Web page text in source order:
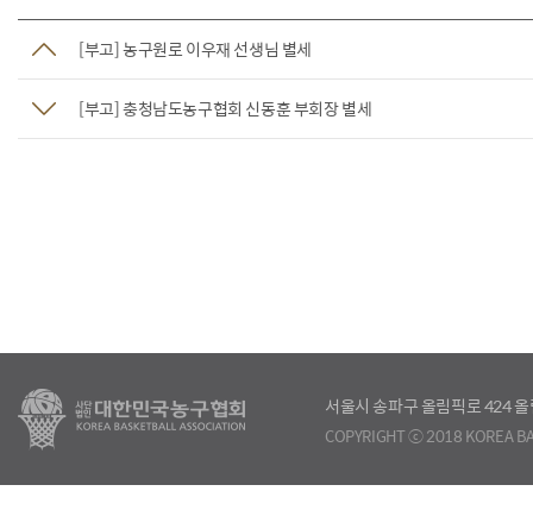
[부고] 농구원로 이우재 선생님 별세
[부고] 충청남도농구협회 신동훈 부회장 별세
서울시 송파구 올림픽로 424
COPYRIGHT ⓒ 2018 KOREA